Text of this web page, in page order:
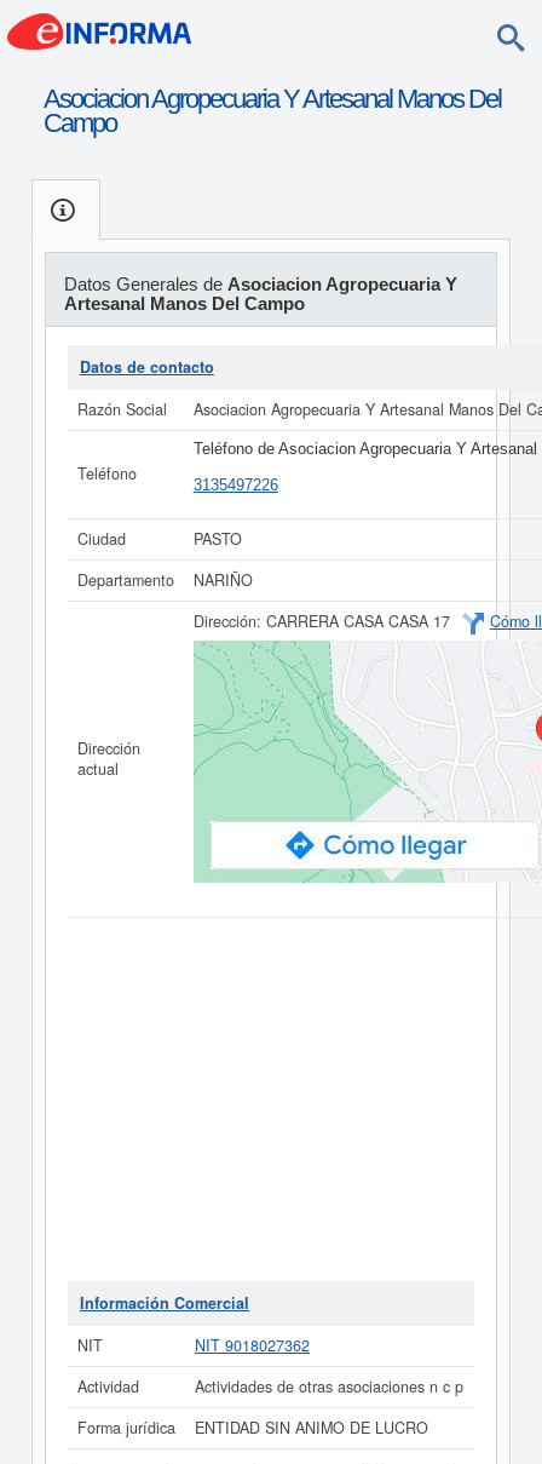
Asociacion Agropecuaria Y Artesanal Manos Del
Campo
Datos Generales de Asociacion Agropecuaria Y
Artesanal Manos Del Campo
Datos de contacto
Razón Social
Asociacion Agropecuaria Y Artesanal Manos Del
Teléfono
Teléfono de Asociacion Agropecuaria Y
3135497226
Ciudad
PASTO
Departamento
NARIÑO
Dirección
actual
Dirección: CARRERA CASA CASA 17 Cómo
Información Comercial
NIT
NIT 9018027362
Actividad
Actividades de otras asociaciones n c p
Forma jurídica
ENTIDAD SIN ANIMO DE LUCRO